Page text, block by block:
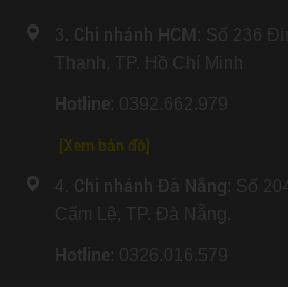
3. Chi nhánh HCM : Số 236
Thạnh, TP. Hồ Chí Minh
Hotline: 0392.662.979
[Xem bản đồ]
4. Chi nhánh Đà Nẵng: Số
Cẩm Lệ, TP. Đà Nẵng.
Hotline: 0326.016.579